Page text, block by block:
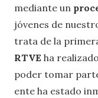
mediante un
jóvenes de
trata de la
RTVE ha
poder tomar
ente ha estado